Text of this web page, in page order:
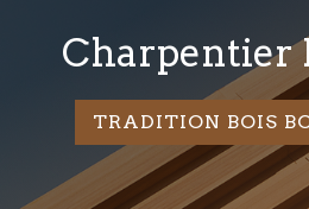
charpentier
TRADITION BOIS